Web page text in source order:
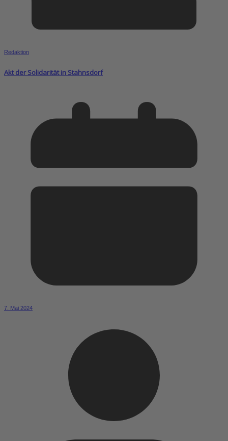
Redaktion
Akt der Solidarität in Stahnsdorf
7. Mai 2024